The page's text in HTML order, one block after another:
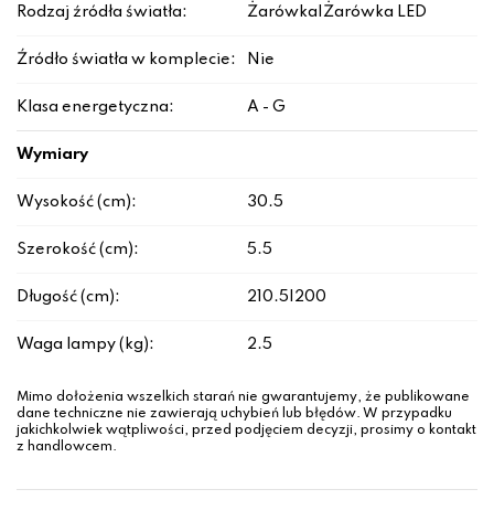
Rodzaj źródła światła: Żarówka|Żarówka LED
Źródło światła w komplecie: Nie
Klasa energetyczna: A - G
Wymiary
Wysokość (cm): 30.5
Szerokość (cm): 5.5
Długość (cm): 210.5|200
Waga lampy (kg): 2.5
Mimo dołożenia wszelkich starań nie gwarantujemy, że publikowane
dane techniczne nie zawierają uchybień lub błędów. W przypadku
jakichkolwiek wątpliwości, przed podjęciem decyzji, prosimy o kontakt
z handlowcem.